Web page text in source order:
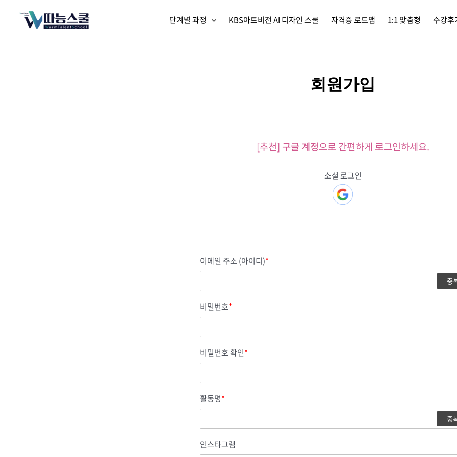
단계별 과정 KBS아트비전 AI 디자인 스쿨 자격증 로드맵 1:1 맞춤형 수강후
회원가입
[추천] 구글 계정으로 간편하게 로그인하세요.
소셜 로그인
이메일 주소 (아이디)*
중
비밀번호*
비밀번호 확인*
활동명*
중
인스타그램